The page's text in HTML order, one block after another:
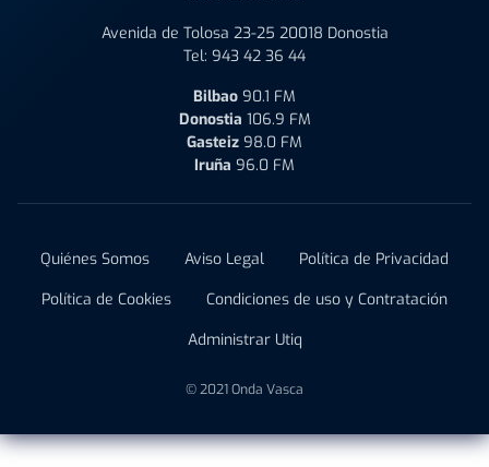
Avenida de Tolosa 23-25 20018 Donostia
Tel: 943 42 36 44
Bilbao 90.1 FM
Donostia 106.9 FM
Gasteiz 98.0 FM
Iruña 96.0 FM
Quiénes Somos Aviso Legal
Política de Privacidad
Política de Cookies
Condiciones de uso y Contratación
Administrar Utiq
© 2021 Onda Vasca